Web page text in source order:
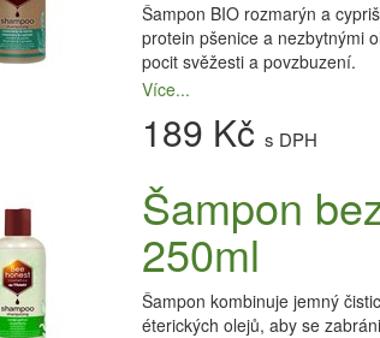
Šampon BIO rozmarýn a
protein pšenice a nezbytnými
pocit svěžesti a povzbuzení.
Více...
189 Kč s DPH
Šampon
250ml
Šampon kombinuje jemný
éterických olejů, aby se